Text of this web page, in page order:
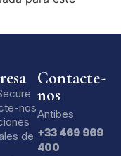
nos
de
Contacte-
nos
Antibes
+33 469 969
400